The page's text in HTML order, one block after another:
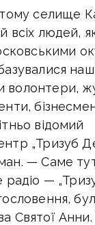
селище
всіх людей,
наші
відомий
„Тризуб
—Саме
радіо —
Святої Анни.